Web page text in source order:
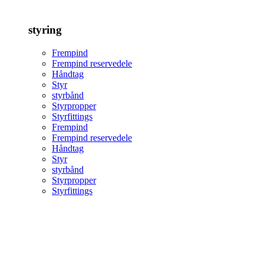
styring
Frempind
Frempind reservedele
Håndtag
Styr
styrbånd
Styrpropper
Styrfittings
Frempind
Frempind reservedele
Håndtag
Styr
styrbånd
Styrpropper
Styrfittings